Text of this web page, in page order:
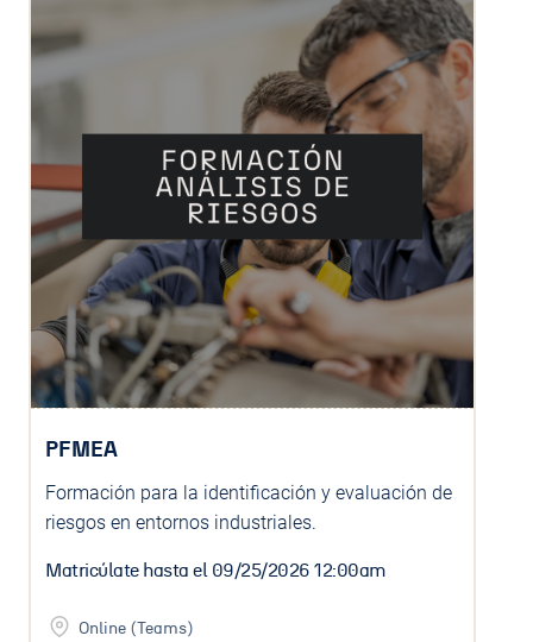
PFMEA
Formación para la identificación y evaluación de
riesgos en entornos industriales.
Matricúlate hasta el 09/25/2026 12:00am
Online (Teams)